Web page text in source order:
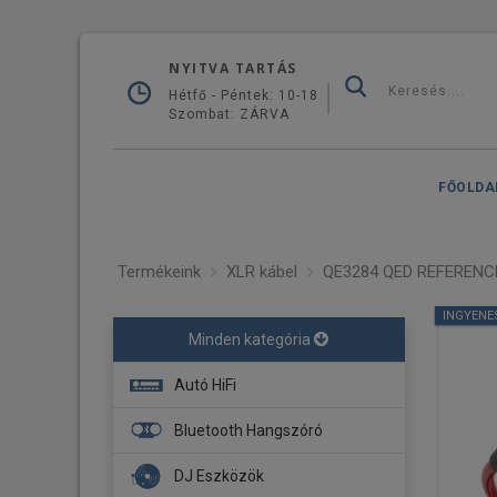
NYITVA TARTÁS
Hétfő - Péntek: 10-18
Szombat: ZÁRVA
Termékeink XLR kábel QE3284 QED
Minden kategória
Autó HiFi
Fejegység
Erősítő
Bluetooth Hangszóró
DJ Eszközök